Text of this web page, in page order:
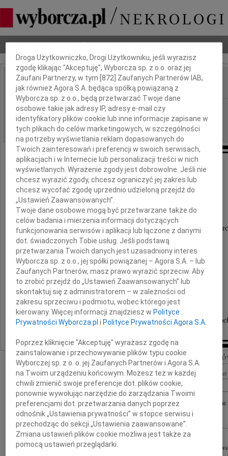
Nekrologi Odeszli Poradnik pogrzebowy
IMIĘ I NAZWISKO:
REGION: Płock
DATA EMISJI: 22.10.2021
Pani Iwonie Jezierskiej
i Panu Bohdanowi Kretowi
wyrazy głębokiego współczucia z powodu
Taty
składają
Dyrekcja, Koleżanki i Koledzy
z Zespołu Szkół Ekonomiczno - Kupieckich w
Szukaj
Imię i nazwisko lub numer
+
INNE NEKROLOGI
16.07.2026
Wyrazy głębokiego
Dbamy o Twoją prywatność
Droga Użytkowniczko, Drogi Użytkowniku, jeśli wyrazisz
zgodę klikając "Akceptuję", Wyborcza sp. z o.o. oraz jej
Zaufani Partnerzy, w tym [872 ] Zaufanych Partnerów IAB,
jak również Agora S.A. będąca spółką powiązaną z
Wyborcza sp. z o.o., będą przetwarzać Twoje dane
osobowe takie jak adresy IP, adresy e-mail czy
identyfikatory plików cookie lub inne informacje zapisane w
tych plikach do celów marketingowych, w szczególności
na potrzeby wyświetlania reklam dopasowanych do
Twoich zainteresowań i preferencji w swoich serwisach,
aplikacjach i w Internecie lub personalizacji treści w nich
wyświetlanych. Wyrażenie zgody jest dobrowolne. Jeśli nie
chcesz wyrazić zgody, chcesz ograniczyć jej zakres lub
chcesz wycofać zgodę uprzednio udzieloną przejdź do
„Ustawień Zaawansowanych”.
Twoje dane osobowe mogą być przetwarzane także do
celów badania i mierzenia informacji dotyczących
funkcjonowania serwisów i aplikacji lub łączone z danymi
dot. świadczonych Tobie usług. Jeśli podstawą
przetwarzania Twoich danych jest uzasadniony interes
Wyborcza sp. z o.o., jej spółki powiązanej – Agora S.A. – lub
Zaufanych Partnerów, masz prawo wyrazić sprzeciw. Aby
to zrobić przejdź do „Ustawień Zaawansowanych” lub
skontaktuj się z administratorem – w zależności od
zakresu sprzeciwu i podmiotu, wobec którego jest
kierowany. Więcej informacji znajdziesz w Polityce
Prywatności Wyborcza.pl i Polityce Prywatności Agora S.A.
Poprzez kliknięcie "Akceptuję" wyrażasz zgodę na
zainstalowanie i przechowywanie plików typu cookie
Wyborczej sp. z o. o. jej Zaufanych Partnerów i Agora S.A.
na Twoim urządzeniu końcowym. Możesz też w każdej
chwili zmienić swoje preferencje dot. plików cookie,
ponownie wywołując narzędzie do zarządzania Twoimi
preferencjami dot. przetwarzania danych poprzez
odnośnik „Ustawienia prywatności” w stopce serwisu i
przechodząc do sekcji „Ustawienia zaawansowane”.
Zmiana ustawień plików cookie możliwa jest także za
pomocą ustawień przeglądarki.